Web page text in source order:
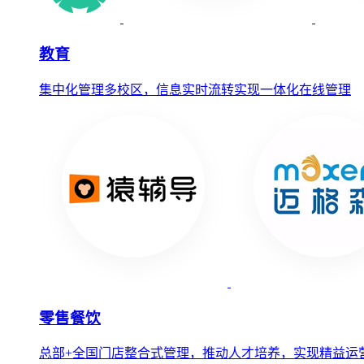
教育
集中化管理多校区，信息实时流转实现一体化在线管理
零售餐饮
总部+全国门店整合式管理，推动人才培养，实现精益运